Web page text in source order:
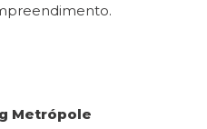
Metrópole